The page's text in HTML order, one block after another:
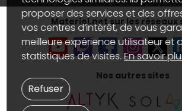
Accessibilité : non conforme
Materiel.net sur les réseaux
Nos autres sites
proposer des services et des
vos centres d’intérêt, de vous
meilleure expérience utilisateur et
statistiques de visites.En savoir
Refuser